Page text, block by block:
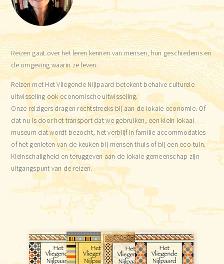
Reizen gaat over het leren kennen van mensen, hun geschiedenis en
de omgeving waarin ze leven.
Reizen met Het Vliegende Nijlpaard betekent behalve culturele
uitwisseling ook economische uitwisseling.
Onze reizigers dragen rechtstreeks bij aan de lokale economie. Of
dat nu is door het transport dat we gebruiken, een klein lokaal
museum dat wordt bezocht, het verblijf in familie accommodaties
of het genieten van de keuken bij mensen thuis of bij een eco-tuin.
Kleinschaligheid en teruggeven aan de lokale gemeenschap zijn
uitgangspunt van de reizen.